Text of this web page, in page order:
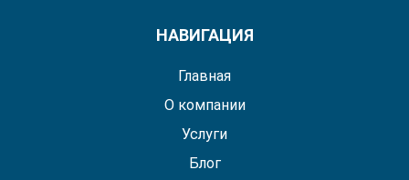
НАВИГАЦИЯ
Главная
О компании
Услуги
Блог